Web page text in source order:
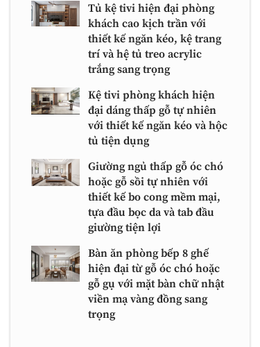
Tủ kệ tivi hiện đại phòng
khách cao kịch trần với
thiết kế ngăn kéo, kệ trang
trí và hệ tủ treo acrylic
trắng sang trọng
Kệ tivi phòng khách hiện
đại dáng thấp gỗ tự nhiên
với thiết kế ngăn kéo và hộc
tủ tiện dụng
Giường ngủ thấp gỗ óc chó
hoặc gỗ sồi tự nhiên với
thiết kế bo cong mềm mại,
tựa đầu bọc da và tab đầu
giường tiện lợi
Bàn ăn phòng bếp 8 ghế
hiện đại từ gỗ óc chó hoặc
gỗ gụ với mặt bàn chữ nhật
viền mạ vàng đồng sang
trọng